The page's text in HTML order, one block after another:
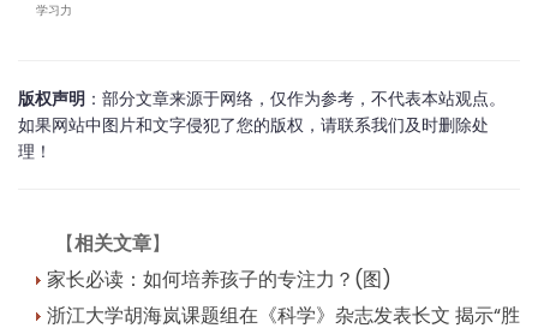
学习力
版权声明 ：部分文章来源于网络，仅作为参考，不代表本站观点。
如果网站中图片和文字侵犯了您的版权，请联系我们及时删除处
理！
【相关文章】
家长必读：如何培养孩子的专注力？(图)
浙江大学胡海岚课题组在《科学》杂志发表长文 揭示“胜